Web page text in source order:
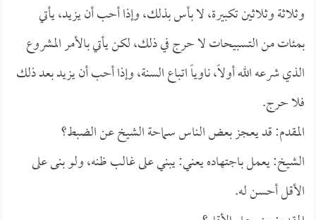
وثلاثة وثلاثين تكبيرة، لا بأس بذلك، وإذا أحب أن يزيد، يأتي
بمئات من التسبيحات لا حرج في ذلك، لكن يأتي بالأمر المشروع
الذي شرعه الله أولاً، ناوياً اتباع السنة، وإذا أحب أن يزيد بعد ذلك
فلا حرج.
المقدم: قد يعجز بعض الناس سماحة الشيخ عن الضبط؟
الشيخ: يعمل باجتهاده يعني: يبني على غالب ظنه، ولو بنى على
الأقل أحسن له.